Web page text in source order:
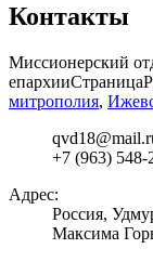
Контакты
Миссионерский
епархииСтраница
митрополия,
+7 (963) 548-
Адрес:
Россия,
Максима